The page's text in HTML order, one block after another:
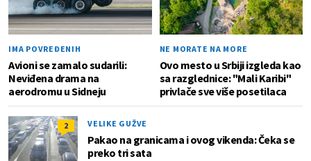
IMA POVREĐENIH
Avioni se zamalo sudarili:
Neviđena drama na
aerodromu u Sidneju
NE MORATE NA MORE
Ovo mesto u Srbiji izgleda kao
sa razglednice: "Mali Karibi"
privlače sve više posetilaca
2 VELIKE GUŽVE
Pakao na granicama i ovog vikenda: Čeka se
preko tri sata